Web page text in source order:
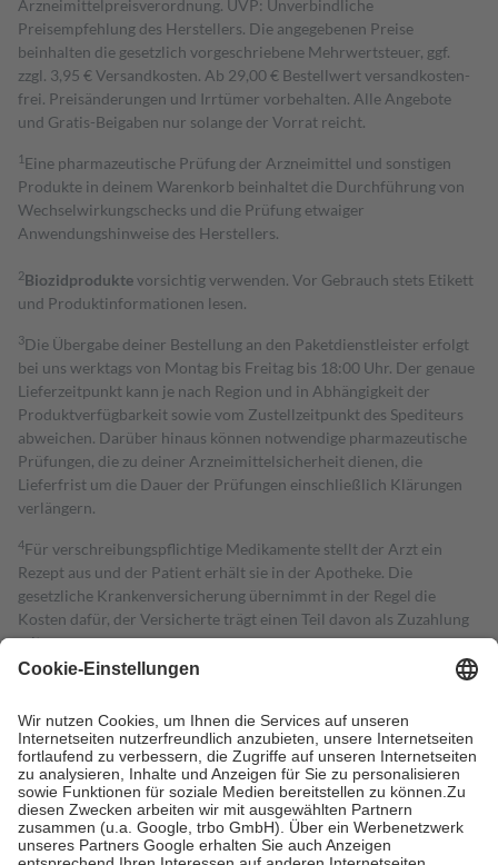
Arzneimittelpreisverordnung. UVP: Unverbindliche
Preisempfehlung des Herstellers. Die angegebenen Preise
beinhalten die gesetzlich vorgeschriebene Mehrwertsteuer, ggf.
zzgl. 3,95 € Versandkosten. Ab 29,00 € Bestell­wert versand­kosten­
frei. Preisänderungen und Irrtümer vorbehalten. Alle Angebote
und Gratis-Beigaben nur solange der Vorrat reicht.
1 Eine pharmazeutische Prüfung der Arzneimittel und sonstigen
Produkte in deinem Warenkorb beinhaltet die Durchführung von
Wechselwirkungschecks und die Prüfung etwaiger
Anwendungshinweise des Herstellers.
2Biozidproduktevorsichtig verwenden. Vor Gebrauch stets Etikett
und Produktinformationen lesen.
3Die Übergabe deiner Bestellung an den Paketdienstleister erfolgt
bei uns werktags von Montag bis Freitag bis 18:00 Uhr. Der genaue
Lieferzeitpunkt kann je nach Region und in Abhängigkeit der
Produktverfügbarkeit sowie vom Zustellzeitpunkt des Spediteurs
abweichen. Darüber hinaus können notwendige pharmazeutische
Prüfungen, die zu deiner Arzneimittelsicherheit dienen, die
Lieferfrist um die Dauer der Prüfungen einschließlich Klärungen
verlängern.
4Für verschreibungspflichtige Medikamente stellt der Arzt ein
Rezept aus und der Patient erhält sie in der Apotheke. Die
gesetzliche Krankenversicherung übernimmt in der Regel die
Kosten dafür, der Versicherte trägt einen Teil davon als Zuzahlung
mit.
Grundsätzlich leisten Mitglieder Zuzahlungen in Höhe von zehn
höchstens zehn Euro.
Es sind jedoch nie mehr als die tatsächlichen
Kosten der Leistung zu entrichten.
Diese Regeln gelten grundsätzlich auch für Online-Apotheken.
Bei Heilmitteln und häuslicher Krankenpflege beträgt die
Zuzahlung zehn Prozent der Kosten sowie zehn Euro je
Verordnung.
Um das Engagement der Versicherten für ihre eigene Gesundheit zu